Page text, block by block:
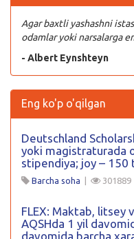
Agar baxtli yashashni
odamlar yoki narsalarga
- Albert Eynshteyn
Eng ko'p o'qilgan
Deutschland
yoki magistraturada
stipendiya; joy – 150
Barcha soha | 301889
FLEX: Maktab, litsey
AQSHda 1 yil
davomida barcha